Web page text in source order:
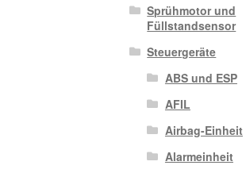
Sprühmotor und
Füllstandsensor
Steuergeräte
ABS und ESP
AFIL
Airbag-Einheit
Alarmeinheit